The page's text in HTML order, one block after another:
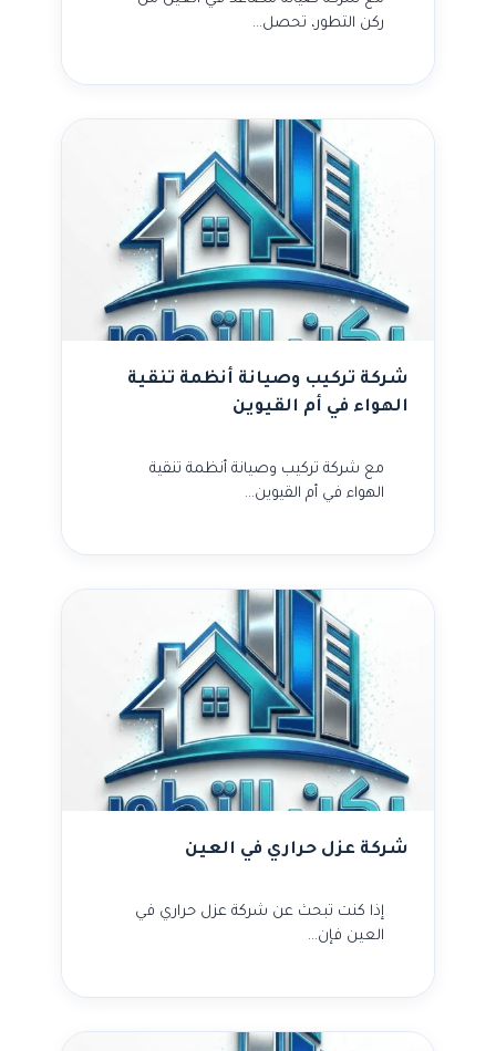
ركن التطور، تحصل…
شركة تركيب وصيانة أنظمة تنقية
الهواء في أم القيوين
مع شركة تركيب وصيانة أنظمة تنقية
الهواء في أم القيوين…
شركة عزل حراري في العين
إذا كنت تبحث عن شركة عزل حراري في
العين فإن…